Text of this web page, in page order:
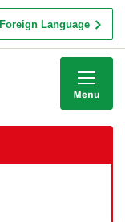
Foreign Language